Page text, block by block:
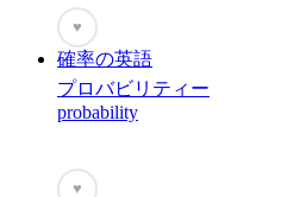
♥
確率の英語
プロバビリティー
probability
♥